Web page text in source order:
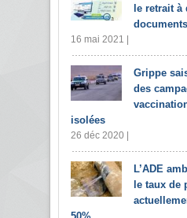
le retrait à
16 mai 2021 |
Grippe
des
isolées
26 déc 2020 |
L’ADE
le taux de